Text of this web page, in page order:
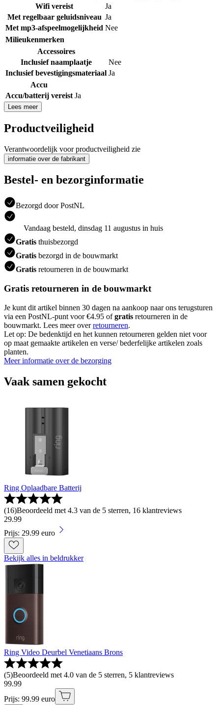
Wifi vereist
Ja
Met regelbaar geluidsniveau Ja
Met mp3-afspeelmogelijkheid Nee
Milieukenmerken
Accessoires
Inclusief naamplaatje
Nee
Inclusief bevestigingsmateriaal Ja
Accu
Accu/batterij vereist Ja
Lees meer
Productveiligheid
Verantwoordelijk voor productveiligheid zie
informatie over de fabrikant
Bestel- en bezorginformatie
Bezorgd door PostNL
Vandaag besteld, dinsdag 11 augustus in huis
Gratis thuisbezorgd
Gratis bezorgd in de bouwmarkt
Gratis retourneren in de bouwmarkt
Gratis retourneren in de bouwmarkt
Je kunt dit artikel binnen 30 dagen na aankoop naar ons terugsturen
via een PostNL-punt voor €4.95 ofgratis retourneren in de
bouwmarkt. Lees meer overretourneren.
Let op: De bedenktijd en het kunnen retourneren gelden niet voor
op maat gemaakte artikelen en verse/ bederfelijke artikelen zoals
planten.
Meer informatie over de bezorging
Vaak samen gekocht
Ring Oplaadbare Batterij
(16)Beoordeeld met 4.3 van de 5 sterren, 16 klantreviews
29.99
Prijs: 29.99 euro
Bekijk alles in beldrukker
Ring Video Deurbel Venetiaans Brons
(5)Beoordeeld met 4.0 van de 5 sterren, 5 klantreviews
99.99
Prijs: 99.99 euro